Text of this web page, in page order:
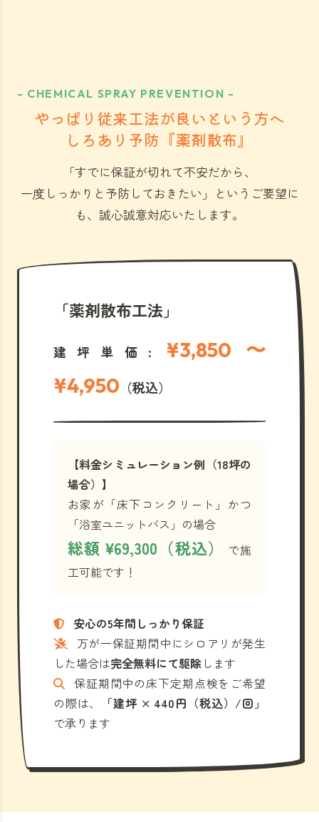
- CHEMICAL SPRAY PREVENTION -
やっぱり従来工法が良いという方へ
しろあり予防『薬剤散布』
「すでに保証が切れて不安だから、
一度しっかりと予防しておきたい」 というご要望に
も、誠心誠意対応いたします。
「薬剤散布工法」
建坪単価: ¥3,850 〜
¥4,950 （税込）
【料金シミュレーション例（18坪の
場合）】
お家が「床下コンクリート」かつ
「浴室ユニットバス」の場合
総額 ¥69,300（税込）
で施
工可能です！
安心の5年間しっかり保証
万が一保証期間中にシロアリが発生
した場合は完全無料にて駆除 します
保証期間中の床下定期点検をご希望
の際は、
「建坪 × 440円（税込）/回」
で承ります